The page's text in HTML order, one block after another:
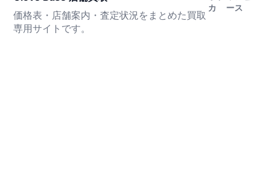
価格表・店舗案内・査定状況をまとめた買取
専用サイトです。
カ
ース